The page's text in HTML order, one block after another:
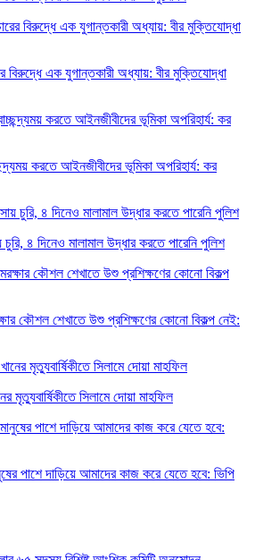
বিরুদ্ধে এক যুগান্তকারী অধ্যায়: বীর মুক্তিযোদ্ধা
করতে আইনজীবীদের ভূমিকা অপরিহার্য: কর
চুরি, ৪ দিনেও মালামাল উদ্ধার করতে পারেনি পুলিশ
কৌশল শেখাতে উশু প্রশিক্ষণের কোনো বিকল্প নেই:
মৃত্যুবার্ষিকীতে সিলামে দোয়া মাহফিল
পাশে দাড়িয়ে আমাদের কাজ করে যেতে হবে: ভিপি